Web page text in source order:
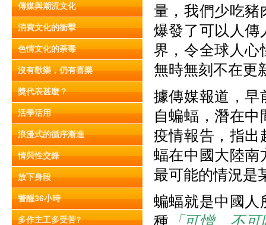
傳媒與潮流文化
消費文化的衝擊
色情文化的荼毒
沒有歡樂，仍有喜樂
獎代表甚麼？
活學活用
浪漫式的循序漸進
情與性交鋒
放下身段
警醒36小時
多作主工多受苦?
量，我們少吃豬
爆發了可以人傳
界，令全球人心
無時無刻不在更
據傳媒報道，早
自蝙蝠，潛在
疫情報告，指出
蝠在中國大陸南
最可能的情況是
蝙蝠就是中國人
種 「可憎、不